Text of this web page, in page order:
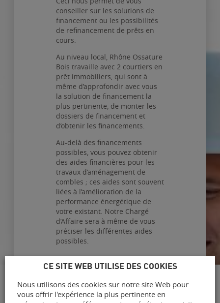
conseiller sur les solutions de
financement ou les possibilités
de refinancement de prêts en
cours.
Au niveau local, Rhône Ossature
Bois travaille avec 2 courtiers en
prêt immobiliers, qui sont à
même d’approfondir avec vous
la solution de financement la
plus pertinente, de monter les
dossiers de financement et
d’obtenir les financements.
Au-delà des financements
possibles, vous pouvez obtenir
des aides financières pour les
travaux d’aménagement de
combles ; ces aides sont souvent
liées à l’amélioration de la
performance énergétique de
votre existant. Notre Chargé
d’Affaire sera à même de vous
préciser les différentes aides
possibles.
CE SITE WEB UTILISE DES COOKIES
Nous utilisons des cookies sur notre site Web pour
vous offrir l'expérience la plus pertinente en